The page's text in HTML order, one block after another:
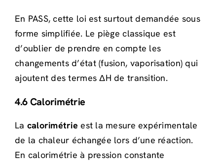
En PASS, cette loi est surtout demandée sous
forme simplifiée. Le piège classique est
d’oublier de prendre en compte les
changements d’état (fusion, vaporisation) qui
ajoutent des termes ΔH de transition.
4.6 Calorimétrie
La calorimétrie est la mesure expérimentale
de la chaleur échangée lors d’une réaction.
En calorimétrie à pression constante